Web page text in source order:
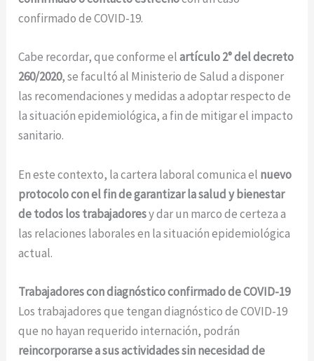
confirmado de COVID-19.
Cabe recordar, que conforme elartículo 2° del decreto
260/2020, se facultó al Ministerio de Salud a disponer
las recomendaciones y medidas a adoptar respecto de
la situación epidemiológica, a fin de mitigar el impacto
sanitario.
En este contexto, la cartera laboral comunica el nuevo
protocolo con el fin de garantizar la salud y bienestar
de todos los trabajadoresy dar un marco de certeza a
las relaciones laborales en la situación epidemiológica
actual.
Trabajadores con diagnóstico confirmado de COVID-19
Los trabajadores que tengan diagnóstico de COVID-19
que no hayan requerido internación, podrán
reincorporarse a sus actividades sin necesidad de